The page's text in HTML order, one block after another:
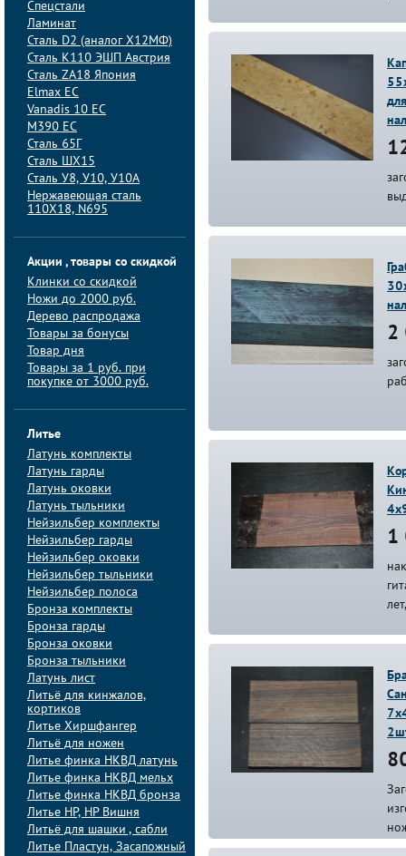
Спецстали
Ламинат
Сталь D2 (аналог Х12МФ)
Сталь K110 ЭШП Австрия
Сталь ZA18 Япония
Elmax ЕС
Vanadis 10 ЕС
M390 ЕС
Сталь 65Г
Сталь ШХ15
Сталь У8, У10, У10А
Нержавеющая сталь
110Х18, N695
Акции , товары со скидкой
Клинки со скидкой
Ножи до 2000 руб.
Дерево распродажа
Товары за бонусы
Товар дня
Товары за 1 руб. при
покупке от 3000 руб.
Литье
Латунь комплекты
Латунь гарды
Латунь оковки
Латунь тыльники
Нейзильбер комплекты
Нейзильбер гарды
Нейзильбер оковки
Нейзильбер тыльники
Нейзильбер полоса
Бронза комплекты
Бронза гарды
Бронза оковки
Бронза тыльники
Латунь лист
Литьё для кинжалов,
кортиков
Литье Хиршфангер
Литьё для ножен
Литье финка НКВД латунь
Литье финка НКВД мельх
Литье финка НКВД бронза
Литье НР, НР Вишня
Литьё для шашки , сабли
Литье Пластун, Засапожный
2
1